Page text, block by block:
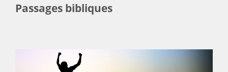
Passages bibliques